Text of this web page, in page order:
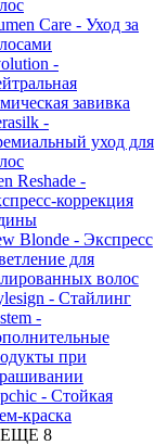
Care - Уход за
-
завивка
-
уход для
Reshade -
коррекция
Blonde - Экспресс
для
волос
- Стайлинг
-
при
- Стойкая
краска
8